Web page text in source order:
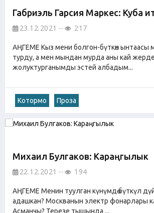
Габриэль Гарсия Маркес: Куба
23.12.2021 217
АҢГЕМЕ Кыз мени болгон-бүткөн ынтаасы
турду, а мен мындан мурда аны кай
жолуктурганымды эстей албадым...
Котормо Проза
Михаил Булгаков: Караңгылык
22.12.2021 194
АҢГЕМЕ Менин туулган күнүмдө бүткүл
адашкан? Москванын электр фонарлары
Асманчы? Терезе тышында ...